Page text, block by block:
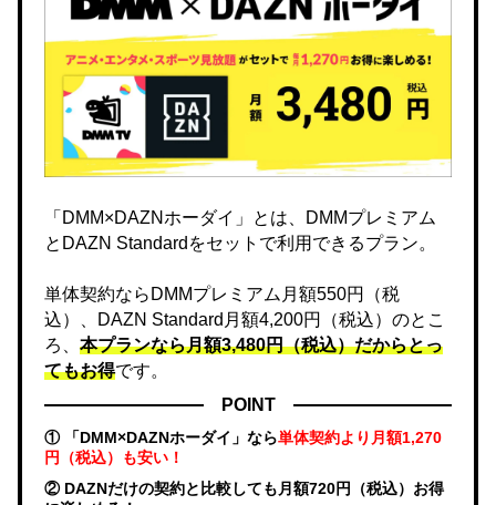
「DMM×DAZNホーダイ」とは、DMMプレミアム
とDAZN Standardをセットで利用できるプラン。
単体契約ならDMMプレミアム月額550円（税
込）、DAZN Standard月額4,200円（税込）のとこ
ろ、 本プランなら月額3,480円（税込）だからとっ
てもお得です。
POINT
① 「DMM×DAZNホーダイ」なら単体契約より月額1,270
円（税込）も安い！
② DAZNだけの契約と比較しても月額720円（税込）お得